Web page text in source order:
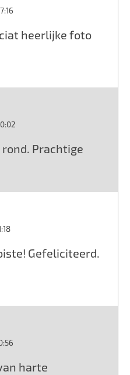
heerlijke foto
Prachtige
Gefeliciteerd.
harte